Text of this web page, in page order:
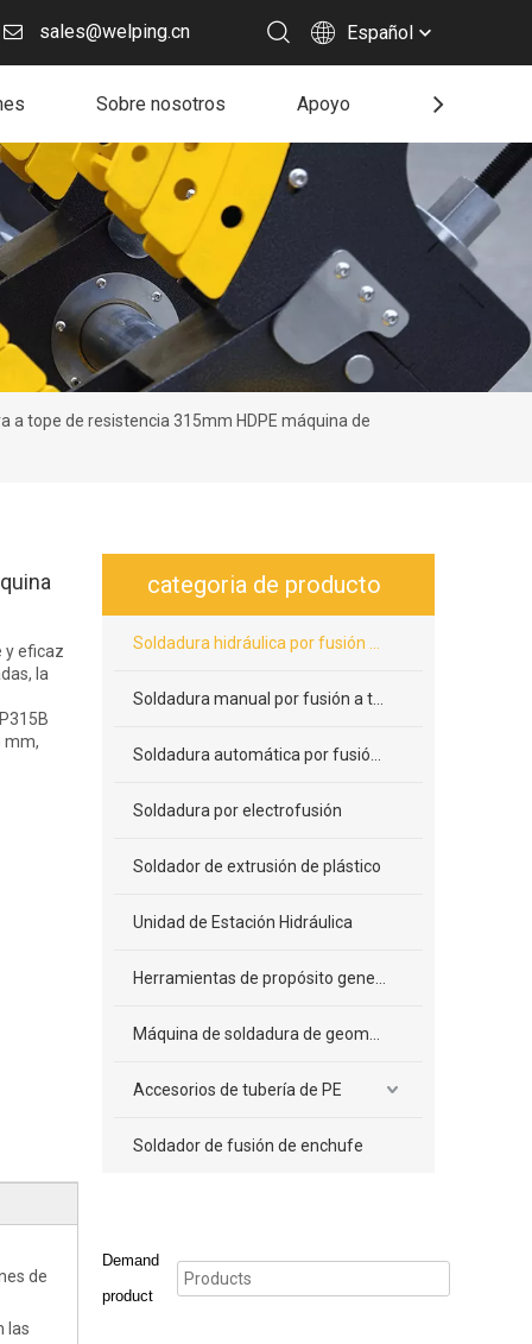
sales@welping.cn Español
Sobre nosotros Apoyo Recurso
a tope de resistencia 315mm HDPE máquina de
y eficaz
la
mm,
de
las
categoria de producto
Soldadura por electrofusión
Soldador de extrusión de plástico
Unidad de Estación Hidráulica
Accesorios de tubería de PE
Soldador de fusión de enchufe
Demand
product